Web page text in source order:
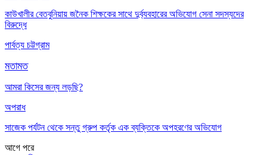
কাউখালীর বেতবুনিয়ায় জনৈক শিক্ষকের সাথে দুর্ব্যবহারের অভিযোগ সেনা সদস্যদের
বিরুদ্ধে
পার্বত্য চট্টগ্রাম
মতামত
আমরা কিসের জন্য লড়ছি?
অপরাধ
সাজেক পর্যটন থেকে সন্তু গ্রুপ কর্তৃক এক ব্যক্তিকে অপহরণের অভিযোগ
আগে পরে